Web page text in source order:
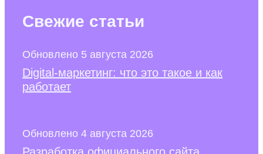
Свежие статьи
Обновлено 5 августа 2026
Digital-маркетинг: что это такое и как
работает
Обновлено 4 августа 2026